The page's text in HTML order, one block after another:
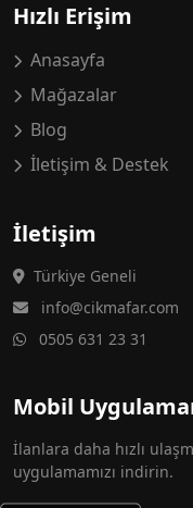
Hızlı Erişim
Anasayfa
Mağazalar
Blog
İletişim & Destek
İletişim
Türkiye Geneli
info@cikmafar.com
0505 631 23 31
Mobil
İlanlara daha hızlı
uygulamamızı indirin.